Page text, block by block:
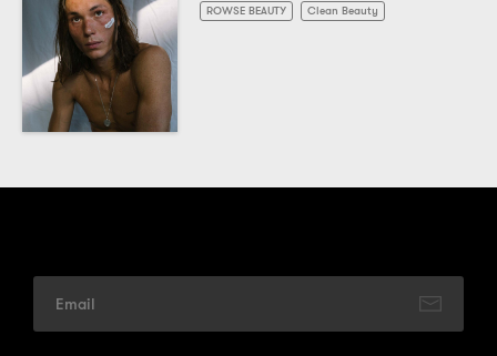
ROWSE BEAUTY Clean Beauty